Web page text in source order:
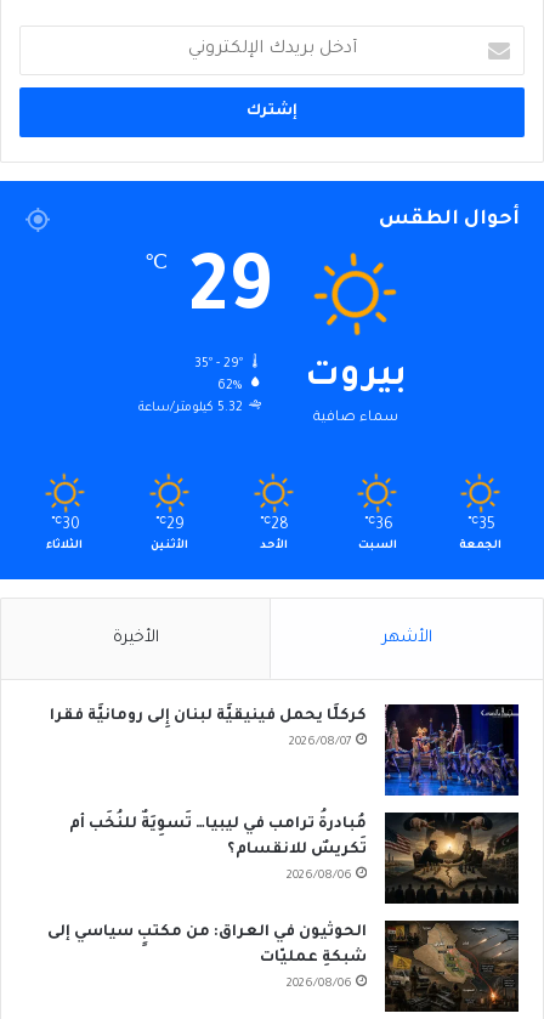
بريدك
الإلكتروني
أحوال الطقس
بيروت
سماء صافية
29
℃
35º - 29º
62%
5.32 كيلومتر/ساعة
35
℃
الجمعة
36
℃
السبت
28
℃
الأحد
29
℃
الأثنين
30
℃
الثلاثاء
الأشهر الأخيرة
كركلَّا يحمل فينيقيَّة لبنان إِلى رومانيَّة فقرا
2026/08/07
مُبادرةُ ترامب في ليبيا… تَسوِيَةٌ للنُخَب أم
تَكريسٌ للانقسام؟
2026/08/06
الحوثيون في العراق: من مكتبٍ سياسي إلى
شبكةِ عمليّات
2026/08/06